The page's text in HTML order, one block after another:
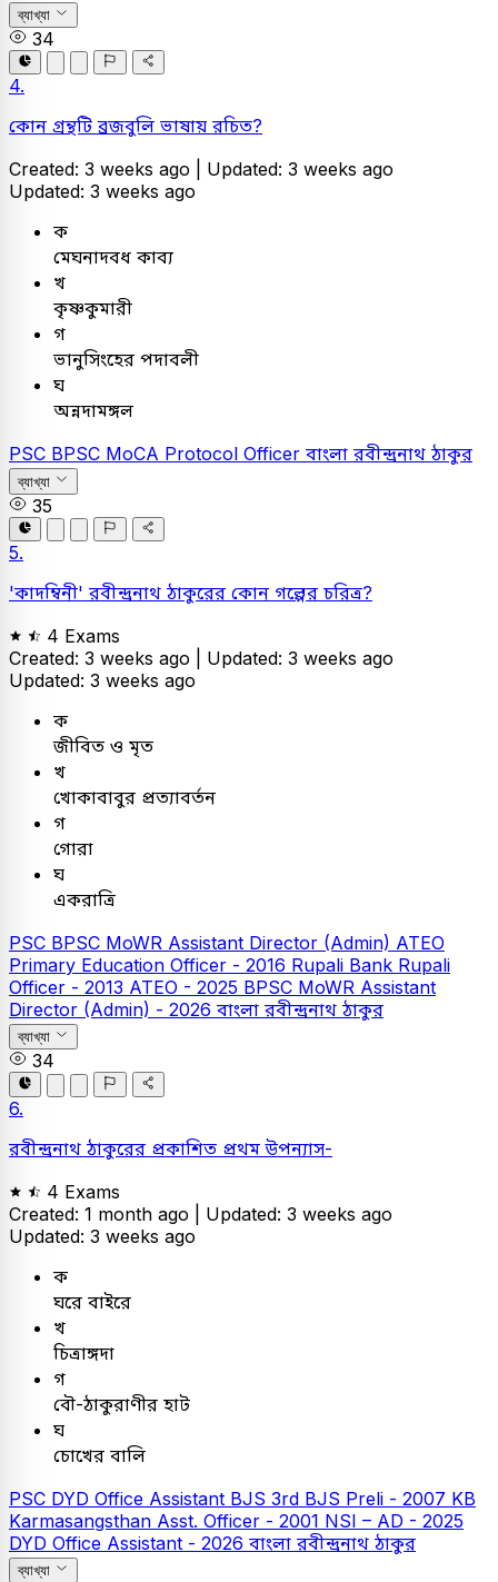
ব্যাখ্যা
34
4.
কোন গ্রন্থটি ব্রজবুলি ভাষায় রচিত?
Created: 3 weeks ago | Updated: 3 weeks ago
Updated: 3 weeks ago
ক
মেঘনাদবধ কাব্য
খ
কৃষ্ণকুমারী
গ
ভানুসিংহের পদাবলী
ঘ
অন্নদামঙ্গল
PSC BPSC MoCA Protocol Officer বাংলা রবীন্দ্রনাথ ঠাকুর
ব্যাখ্যা
35
5.
'কাদম্বিনী' রবীন্দ্রনাথ ঠাকুরের কোন গল্পের চরিত্র?
4 Exams
Created: 3 weeks ago | Updated: 3 weeks ago
Updated: 3 weeks ago
ক
জীবিত ও মৃত
খ
খোকাবাবুর প্রত্যাবর্তন
গ
গোরা
ঘ
একরাত্রি
PSC BPSC MoWR Assistant Director (Admin) ATEO
Primary Education Officer - 2016 Rupali Bank Rupali
Officer - 2013 ATEO - 2025 BPSC MoWR Assistant
Director (Admin) - 2026 বাংলা রবীন্দ্রনাথ ঠাকুর
ব্যাখ্যা
34
6.
রবীন্দ্রনাথ ঠাকুরের প্রকাশিত প্রথম উপন্যাস-
4 Exams
Created: 1 month ago | Updated: 3 weeks ago
Updated: 3 weeks ago
ক
ঘরে বাইরে
খ
চিত্রাঙ্গদা
গ
বৌ-ঠাকুরাণীর হাট
ঘ
চোখের বালি
PSC DYD Office Assistant BJS 3rd BJS Preli - 2007 KB
Karmasangsthan Asst. Officer - 2001 NSI – AD - 2025
DYD Office Assistant - 2026 বাংলা রবীন্দ্রনাথ ঠাকুর
ব্যাখ্যা